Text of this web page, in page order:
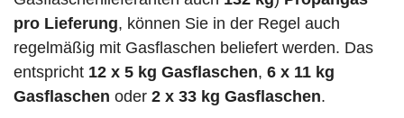
pro Lieferung, können Sie in der Regel auch
regelmäßig mit Gasflaschen beliefert werden. Das
entspricht 12 x 5 kg Gasflaschen, 6 x 11 kg
Gasflaschen oder 2 x 33 kg Gasflaschen.